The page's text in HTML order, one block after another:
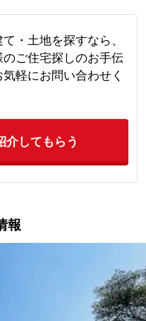
・土地を探すなら、
のご住宅探しのお手伝
軽にお問い合わせく
介してもらう
報